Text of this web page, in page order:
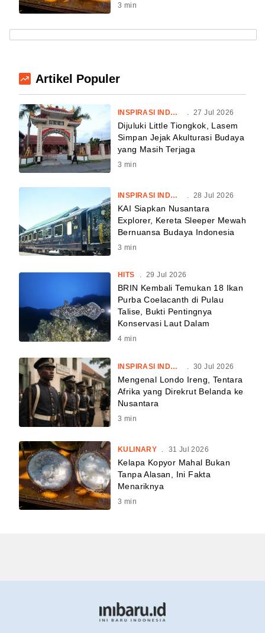
3 min
Artikel Populer
INSPIRASI INDONESIA . 27 Jul 2026
Dijuluki Little Tiongkok, Lasem
Simpan Jejak Akulturasi Budaya
yang Masih Terjaga
3 min
INSPIRASI INDONESIA . 28 Jul 2026
KAI Siapkan Nusantara
Explorer, Kereta Sleeper Mewah
Bernuansa Budaya Indonesia
3 min
HITS . 29 Jul 2026
BRIN Kembali Temukan 18 Ikan
Purba Coelacanth di Pulau
Talise, Bukti Pentingnya
Konservasi Laut Dalam
4 min
INSPIRASI INDONESIA 30 Jul 2026
Mengenal Londo Ireng, Tentara
Afrika yang Direkrut Belanda ke
Nusantara
3 min
KULINARY 31 Jul 2026
Kelapa Kopyor Mahal Bukan
Tanpa Alasan, Ini Fakta
Menariknya
3 min